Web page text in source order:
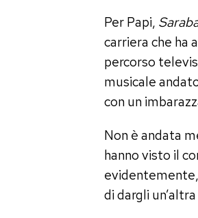
Per Papi,
carriera che ha
percorso
musicale
con un
Non è andata
hanno visto il
di dargli